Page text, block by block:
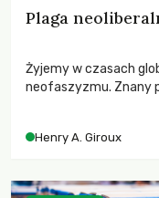
Plaga
Żyjemy w czasach
neofaszyzmu. Znany
wychowają
Henry A. Giroux